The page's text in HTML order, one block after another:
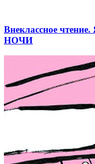
Внеклассное
НОЧИ